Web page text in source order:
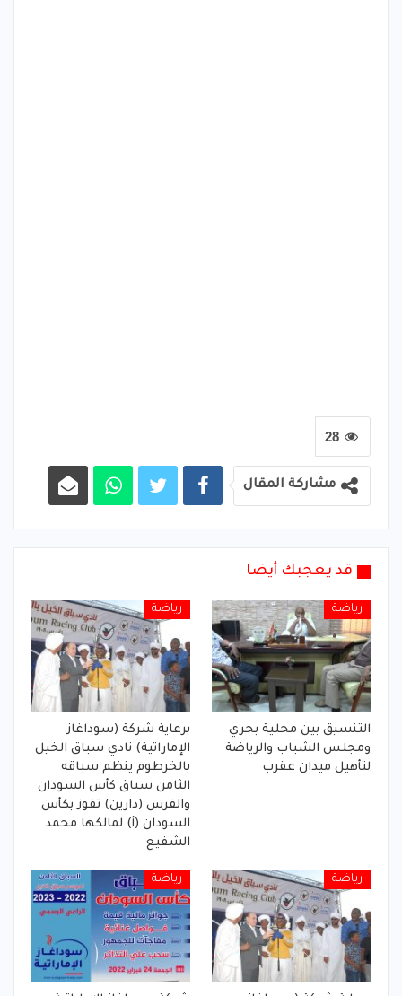
28
مشاركة المقال
قد يعجبك أيضا
رياضة
التنسيق بين محلية بحري
ومجلس الشباب والرياضة
لتأهيل ميدان عقرب
رياضة
برعاية شركة (سوداغاز
الإماراتية) نادي سباق الخيل
بالخرطوم ينظم سباقه
الثامن سباق كأس السودان
والفرس (دارين) تفوز بكأس
السودان (أ) لمالكها محمد
الشفيع
رياضة رياضة